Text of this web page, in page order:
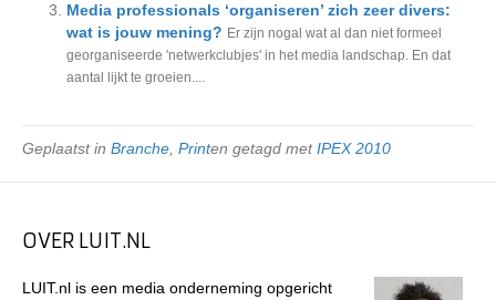
Media professionals ‘organiseren’ zich zeer divers:
wat is jouw mening? Er zijn nogal wat al dan niet formeel
georganiseerde 'netwerkclubjes' in het media landschap. En dat
aantal lijkt te groeien....
Geplaatst in Branche Printen getagd metIPEX 2010
OVER LUIT.NL
LUIT.nl is een media onderneming opgericht